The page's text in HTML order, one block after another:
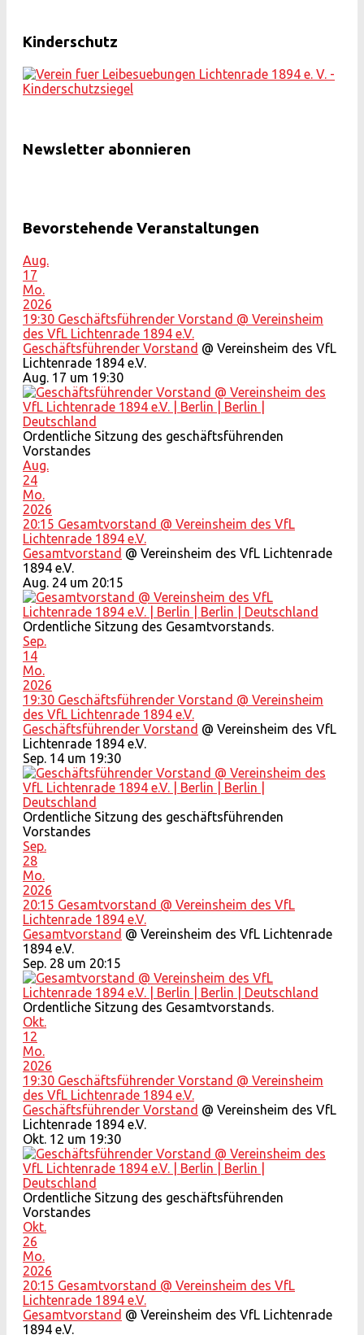
Kinderschutz
Newsletter abonnieren
Bevorstehende Veranstaltungen
Aug.
17
Mo.
2026
19:30 Geschäftsführender Vorstand @ Vereinsheim
des VfL Lichtenrade 1894 e.V.
Geschäftsführender Vorstand @ Vereinsheim des VfL
Lichtenrade 1894 e.V.
Aug. 17 um 19:30
Ordentliche Sitzung des geschäftsführenden
Vorstandes
Aug.
24
Mo.
2026
20:15 Gesamtvorstand @ Vereinsheim des VfL
Lichtenrade 1894 e.V.
Gesamtvorstand @ Vereinsheim des VfL Lichtenrade
1894 e.V.
Aug. 24 um 20:15
Ordentliche Sitzung des Gesamtvorstands.
Sep.
14
Mo.
2026
19:30 Geschäftsführender Vorstand @ Vereinsheim
des VfL Lichtenrade 1894 e.V.
Geschäftsführender Vorstand @ Vereinsheim des VfL
Lichtenrade 1894 e.V.
Sep. 14 um 19:30
Ordentliche Sitzung des geschäftsführenden
Vorstandes
Sep.
28
Mo.
2026
20:15 Gesamtvorstand @ Vereinsheim des VfL
Lichtenrade 1894 e.V.
Gesamtvorstand @ Vereinsheim des VfL Lichtenrade
1894 e.V.
Sep. 28 um 20:15
Ordentliche Sitzung des Gesamtvorstands.
Okt.
12
Mo.
2026
19:30 Geschäftsführender Vorstand @ Vereinsheim
des VfL Lichtenrade 1894 e.V.
Geschäftsführender Vorstand @ Vereinsheim des VfL
Lichtenrade 1894 e.V.
Okt. 12 um 19:30
Ordentliche Sitzung des geschäftsführenden
Vorstandes
Okt.
26
Mo.
2026
20:15 Gesamtvorstand @ Vereinsheim des VfL
Lichtenrade 1894 e.V.
Gesamtvorstand @ Vereinsheim des VfL Lichtenrade
1894 e.V.